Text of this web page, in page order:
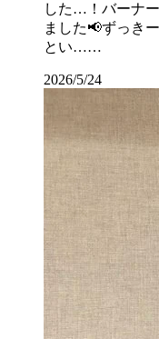
した…！バーナ
ました📢ずっき
とい……
2026/5/24